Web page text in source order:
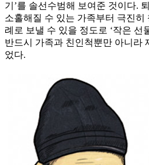
기’를 솔선수범해 보여준 것이다.
소홀해질 수 있는 가족부터 극진히
례로 보낼 수 있을 정도로 ‘작은 선
반드시 가족과 친인척뿐만 아니라
었다.